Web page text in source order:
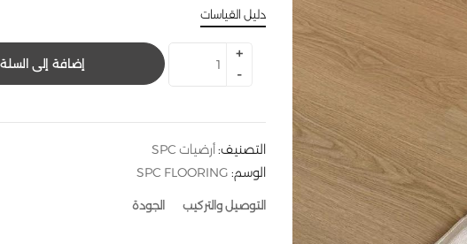
دليل القياسات
إضافة إلى السلة
التصنيف:أرضيات SPC
الوسم: SPC FLOORING
التوصيل والتركيب الجودة